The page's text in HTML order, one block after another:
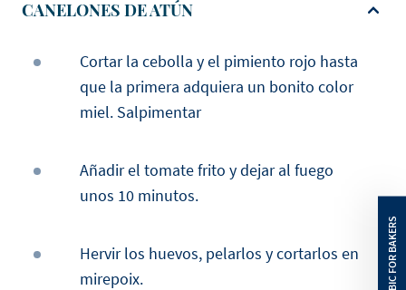
CANELONES DE ATÚN
Cortar la cebolla y el pimiento rojo hasta
que la primera adquiera un bonito color
miel. Salpimentar
Añadir el tomate frito y dejar al fuego
unos 10 minutos.
Hervir los huevos, pelarlos y cortarlos en
mirepoix.